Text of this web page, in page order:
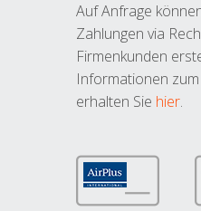
Auf Anfrage
Zahlungen via
Firmenkunden
Informationen
erhalten Sie hier.